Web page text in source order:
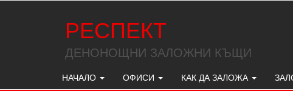
РЕСПЕКТ
ДЕНОНОЩНИ ЗАЛОЖНИ КЪЩИ
НАЧАЛО ОФИСИ КАК ДА ЗАЛОЖА